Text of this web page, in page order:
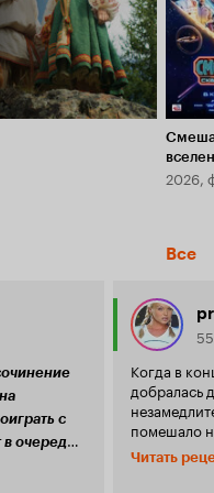
2026,
Все
Когда в
добралась
помешало
довольно
Читать